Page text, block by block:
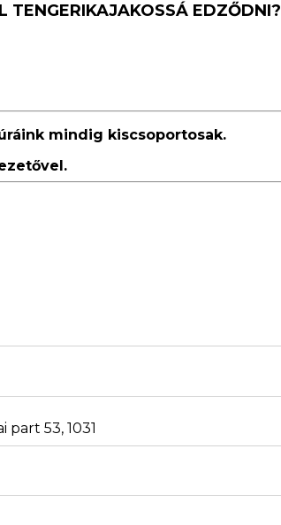
TENGERIKAJAKOSSÁ EDZŐDNI?
mindig kiscsoportosak.
part 53, 1031